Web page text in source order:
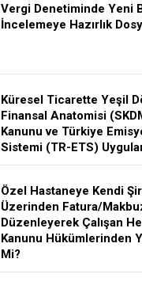
Vergi Denetiminde Yeni
İncelemeye Hazırlık
Küresel Ticarette Yeşil
Finansal Anatomisi
Kanunu ve Türkiye
Sistemi (TR-ETS)
Özel Hastaneye Kendi
Üzerinden Fatura/
Düzenleyerek Çalışan
Kanunu Hükümlerinden
Mi?